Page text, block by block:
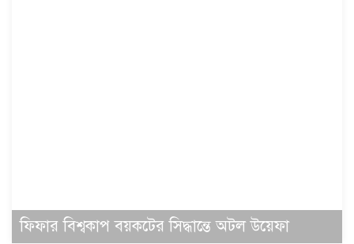
ফিফার বিশ্বকাপ বয়কটের সিদ্ধান্তে অটল উয়েফা